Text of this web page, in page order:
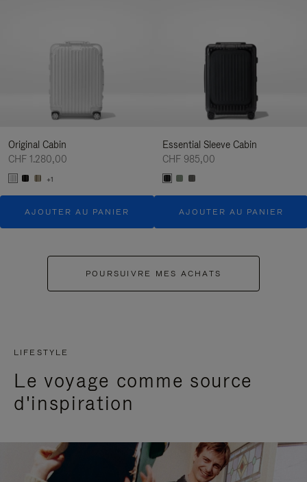
Original Cabin
CHF 1.280,00
+1
AJOUTER AU PANIER
Essential Sleeve Cabin
CHF 985,00
AJOUTER AU PANIER
POURSUIVRE MES ACHATS
LIFESTYLE
Le voyage comme source
d'inspiration